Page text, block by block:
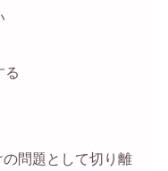
る
問題として切り離